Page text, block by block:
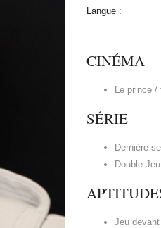
Langue :
CINÉMA
Le prince /
SÉRIE
Dernière
Double
Jeu